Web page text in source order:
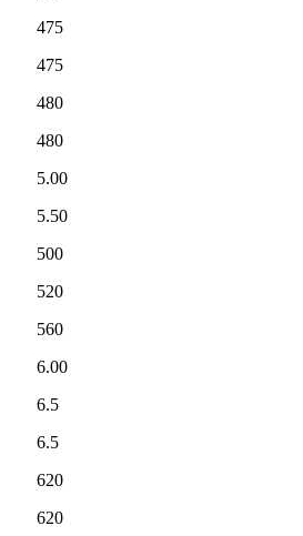
475
475
480
480
5.00
5.50
500
520
560
6.00
6.5
6.5
620
620